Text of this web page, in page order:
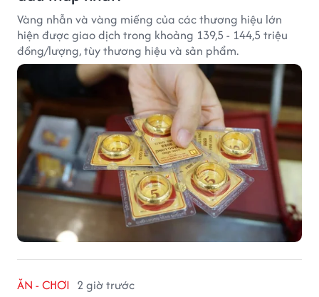
Vàng nhẫn và vàng miếng của các thương hiệu lớn
hiện được giao dịch trong khoảng 139,5 - 144,5 triệu
đồng/lượng, tùy thương hiệu và sản phẩm.
ĂN - CHƠI 2 giờ trước